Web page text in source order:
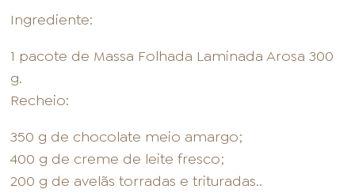
Ingrediente:
1 pacote de Massa Folhada Laminada Arosa 300
g.
Recheio:
350 g de chocolate meio amargo;
400 g de creme de leite fresco;
200 g de avelãs torradas e trituradas..